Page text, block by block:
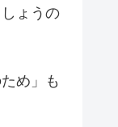
ょうの
め」も